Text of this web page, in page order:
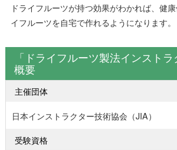
ドライフルーツが持つ効果がわかれば、健
イフルーツを自宅で作れるようになります。
「ドライフルーツ製法インスト
概要
主催団体
日本インストラクター技術協会（JIA）
受験資格